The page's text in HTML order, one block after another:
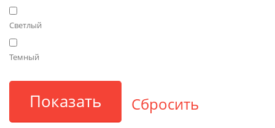
Светлый
Темный